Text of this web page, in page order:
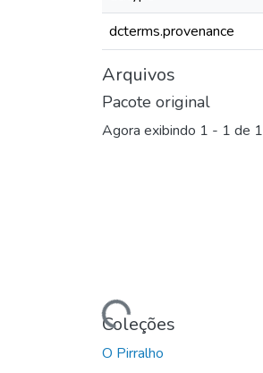
dcterms.provenance
Arquivos
Pacote original
Agora exibindo 1 - 1 de 1
Carregando...Coleções
O Pirralho